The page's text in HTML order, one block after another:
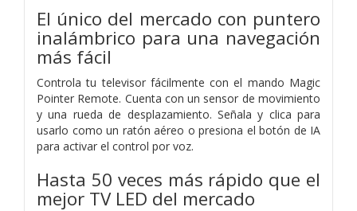
El único del mercado con puntero
inalámbrico para una navegación
más fácil
Controla tu televisor fácilmente con el mando Magic
Pointer Remote. Cuenta con un sensor de movimiento
y una rueda de desplazamiento. Señala y clica para
usarlo como un ratón aéreo o presiona el botón de IA
para activar el control por voz.
Hasta 50 veces más rápido que el
mejor TV LED del mercado